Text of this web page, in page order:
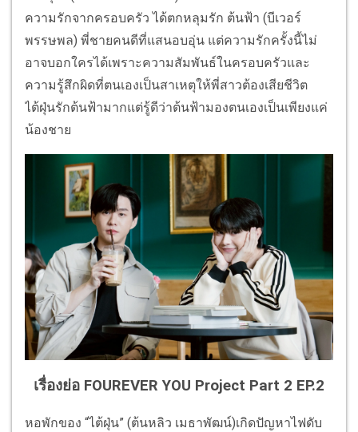
ความรักจากครอบครัว ได้ตกหลุมรัก ต้นฟ้า (บีเวอร์
พรรษพล) พี่ชายคนดีที่แสนอบอุ่น แต่ความรักครั้งนี้ไม่
อาจบอกใครได้เพราะความสัมพันธ์ในครอบครัวและ
ความรู้สึกผิดที่ตนเองเป็นสาเหตุให้พี่สาวต้องเสียชีวิต
ไต้ฝุ่นรักต้นฟ้ามากแต่รู้ดีว่าต้นฟ้ามองตนเองเป็นเพียงแค่
น้องชาย
เรื่องย่อ FOUREVER YOU Project Part 2 EP.2
​หอพักของ “ไต้ฝุ่น” (ต้นหลิว เมธาพัฒน์)เกิดปัญหาไฟดับ